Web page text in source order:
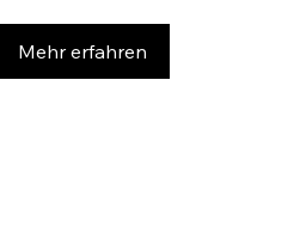
Mehr erfahren